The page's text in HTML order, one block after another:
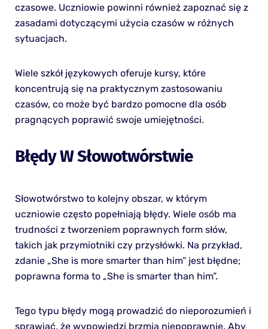
czasowe. Uczniowie powinni również zapoznać się z
zasadami dotyczącymi użycia czasów w różnych
sytuacjach.
Wiele szkół językowych oferuje kursy, które
koncentrują się na praktycznym zastosowaniu
czasów, co może być bardzo pomocne dla osób
pragnących poprawić swoje umiejętności.
Błędy W Słowotwórstwie
Słowotwórstwo to kolejny obszar, w którym
uczniowie często popełniają błędy. Wiele osób ma
trudności z tworzeniem poprawnych form słów,
takich jak przymiotniki czy przysłówki. Na przykład,
zdanie „She is more smarter than him” jest błędne;
poprawna forma to „She is smarter than him”.
Tego typu błędy mogą prowadzić do nieporozumień i
sprawiać, że wypowiedzi brzmią niepoprawnie. Aby